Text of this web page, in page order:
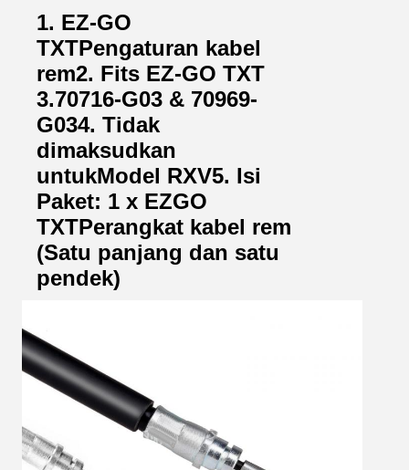
1. EZ-GO
TXTPengaturan kabel
rem2. Fits EZ-GO TXT
3.70716-G03 & 70969-
G034. Tidak
dimaksudkan
untukModel RXV5. Isi
Paket: 1 x EZGO
TXTPerangkat kabel rem
(Satu panjang dan satu
pendek)